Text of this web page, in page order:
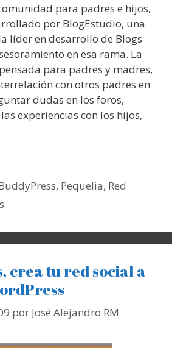
para padres e hijos,
por BlogEstudio, una
líder en desarrollo de Blogs
en esa rama. La
para padres y madres,
con otros padres en
dudas en los foros,
experiencias con los hijos,
, Pequelia, Red
crea tu red social a
por José Alejandro RM